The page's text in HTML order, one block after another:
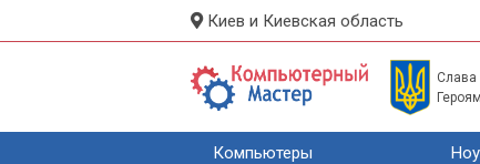
Киев и Киевская область
Слава
Компьютеры